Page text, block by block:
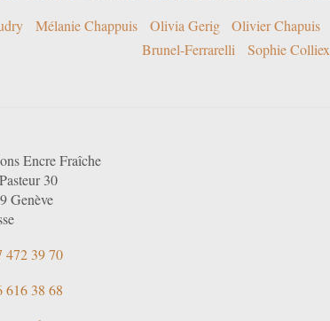
Mélanie Chappuis Olivia Gerig Olivier Chapuis
Brunel-Ferrarelli
Sophie Colliex
Encre Fraîche
30
472 39 70
616 38 68